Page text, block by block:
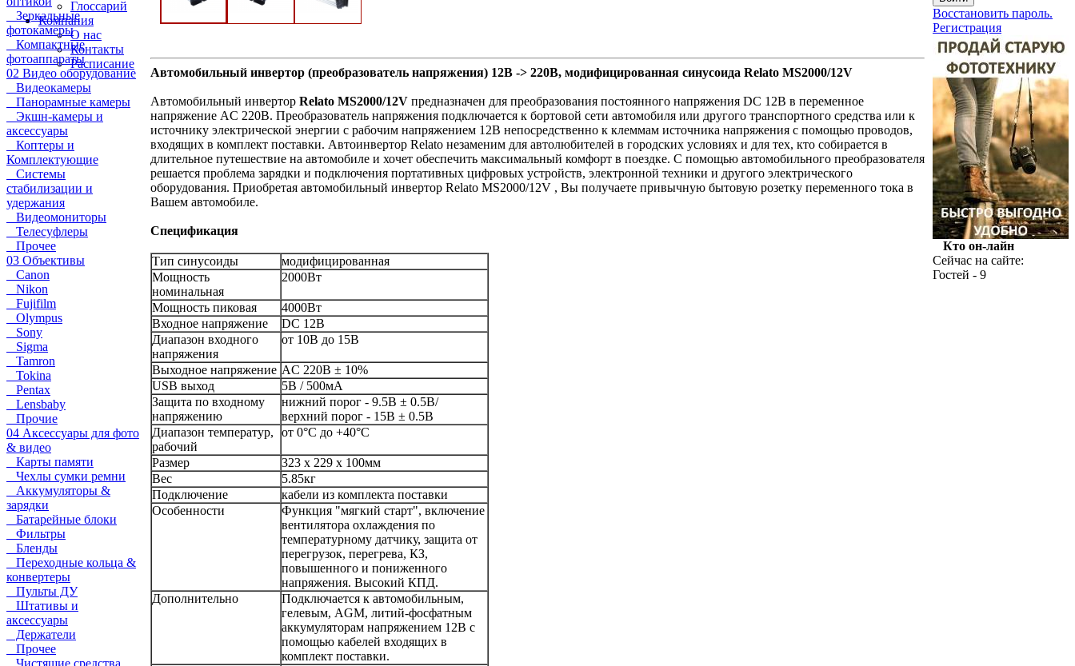
Глоссарий
Компания
О нас
Контакты
Расписание
Зеркальные
фотокамеры
Компактные
фотоаппараты
02 Видео оборудование
Видеокамеры
Панорамные камеры
Экшн-камеры и
аксессуары
Коптеры и
Комплектующие
Системы
стабилизации и
удержания
Видеомониторы
Телесуфлеры
Прочее
03 Объективы
Canon
Nikon
Fujifilm
Olympus
Sony
Sigma
Tamron
Tokina
Pentax
Lensbaby
Прочие
04 Аксессуары для фото
& видео
Карты памяти
Чехлы сумки ремни
Аккумуляторы &
зарядки
Батарейные блоки
Фильтры
Бленды
Переходные кольца &
конвертеры
Пульты ДУ
Штативы и
аксессуары
Держатели
Прочее
Чистящие средства
Автомобильный инвертор (преобразователь напряжения) 12В -> 220В, модифицированная синусоида Relato MS2000/12V
Автомобильный инвертор Relato MS2000/12V предназначен для преобразования постоянного напряжения DC 12В в переменное
напряжение AC 220В. Преобразователь напряжения подключается к бортовой сети автомобиля или другого транспортного средства или к
источнику электрической энергии с рабочим напряжением 12В непосредственно к клеммам источника напряжения с помощью проводов,
входящих в комплект поставки. Автоинвертор Relato незаменим для автолюбителей в городских условиях и для тех, кто собирается в
длительное путешествие на автомобиле и хочет обеспечить максимальный комфорт в поездке. С помощью автомобильного преобразователя
решается проблема зарядки и подключения портативных цифровых устройств, электронной техники и другого электрического
оборудования. Приобретая автомобильный инвертор Relato MS2000/12V , Вы получаете привычную бытовую розетку переменного тока в
Вашем автомобиле.
Спецификация
Тип синусоиды
модифицированная
Мощность
номинальная
2000Вт
Мощность пиковая
4000Вт
Входное напряжение
DC 12В
Диапазон входного
напряжения
от 10В до 15В
Выходное напряжение AC 220В ± 10%
USB выход
5В / 500мА
Защита по входному
напряжению
нижний порог - 9.5В ± 0.5В/
верхний порог - 15В ± 0.5В
Диапазон температур,
рабочий
от 0°С до +40°С
Размер
323 x 229 x 100мм
Вес
5.85кг
Подключение
кабели из комплекта поставки
Особенности
Функция "мягкий старт", включение
вентилятора охлаждения по
температурному датчику, защита от
перегрузок, перегрева, КЗ,
повышенного и пониженного
напряжения. Высокий КПД.
Дополнительно
Подключается к автомобильным,
гелевым, AGM, литий-фосфатным
аккумуляторам напряжением 12В с
помощью кабелей входящих в
комплект поставки.
Восстановить пароль.
Регистрация
Кто он-лайн
Сейчас на сайте:
Гостей - 9